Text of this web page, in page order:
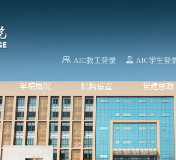
AIC教工登录 AIC学生登
学院概况 机构设置 党建思政